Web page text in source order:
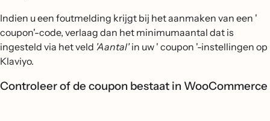
Indien u een foutmelding krijgt bij het aanmaken van een '
coupon'-code, verlaag dan het minimumaantal dat is
ingesteld via het veld 'Aantal'in uw ' coupon '-instellingen op
Klaviyo.
Controleer of de coupon bestaat in WooCommerce